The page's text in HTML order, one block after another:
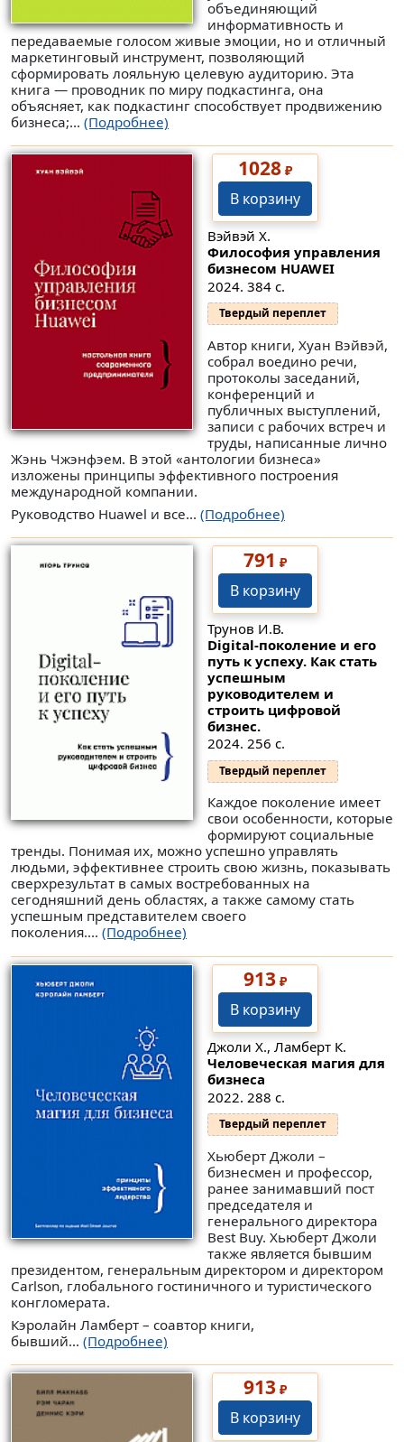
объединяющий
информативность и
передаваемые голосом живые эмоции, но и отличный
маркетинговый инструмент, позволяющий
сформировать лояльную целевую аудиторию. Эта
книга — проводник по миру подкастинга, она
объясняет, как подкастинг способствует продвижению
бизнеса;... (Подробнее)
1028₽
В корзину
Вэйвэй Х.
Философия управления
бизнесом HUAWEI
2024. 384 с.
Твердый переплет
Автор книги, Хуан Вэйвэй,
собрал воедино речи,
протоколы заседаний,
конференций и
публичных выступлений,
записи с рабочих встреч и
труды, написанные лично
Жэнь Чжэнфэем. В этой «антологии бизнеса»
изложены принципы эффективного построения
международной компании.
Руководство Huawel и все... (Подробнее)
791 ₽
В корзину
Трунов И.В.
Digital-поколение и его
путь к успеху. Как стать
успешным
руководителем и
строить цифровой
бизнес.
2024. 256 с.
Твердый переплет
Каждое поколение имеет
свои особенности, которые
формируют социальные
тренды. Понимая их, можно успешно управлять
людьми, эффективнее строить свою жизнь, показывать
сверхрезультат в самых востребованных на
сегодняшний день областях, а также самому стать
успешным представителем своего
поколения.... (Подробнее)
913₽
В корзину
Джоли Х., Ламберт К.
Человеческая магия для
бизнеса
2022. 288 с.
Твердый переплет
Хьюберт Джоли –
бизнесмен и профессор,
ранее занимавший пост
председателя и
генерального директора
Best Buy. Хьюберт Джоли
также является бывшим
президентом, генеральным директором и директором
Carlson, глобального гостиничного и туристического
конгломерата.
Кэролайн Ламберт – соавтор книги,
бывший... (Подробнее)
913₽
В корзину